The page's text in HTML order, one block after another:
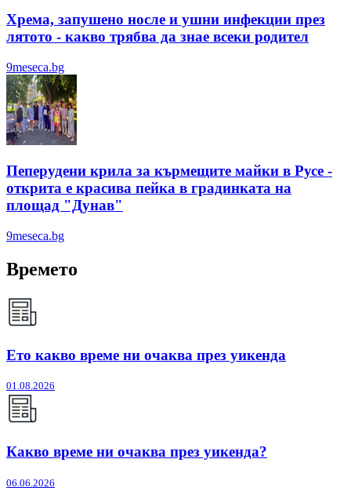
Хрема, запушено носле и ушни инфекции през
лятотo - какво трябва да знае всеки родител
9meseca.bg
Пеперудени крила за кърмещите майки в Русе -
открита е красива пейка в градинката на
площад "Дунав"
9meseca.bg
Времето
Ето какво време ни очаква през уикенда
01.08.2026
Какво време ни очаква през уикенда?
06.06.2026